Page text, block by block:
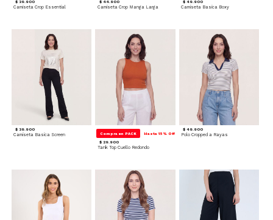
$ 39.900
Camiseta Crop Essential
$ 44.900
Camiseta Crop Manga Larga
$ 49.900
Camiseta Basica Boxy
$ 39.900
Camiseta Basica Screen Compra en PACK Hasta 15% Off
$ 29.900
Tank Top Cuello Redondo
$ 49.900
Polo Cropped a Rayas